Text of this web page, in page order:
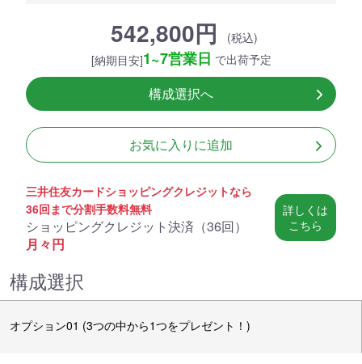
542,800円
(税込)
[納期目安]1~7営業日 で出荷予定
構成選択へ
お気に入りに追加
三井住友カードショッピングクレジットなら
36回まで分割手数料無料
ショッピングクレジット決済（36回）
月々円
詳しくは
こちら
構成選択
オプション01 (3つの中から1つをプレゼント！)